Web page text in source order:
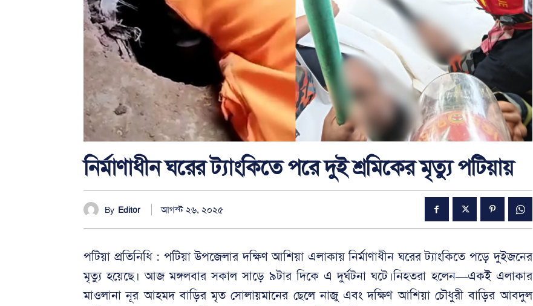
নির্মাণাধীন ঘরের ট্যাংকিতে পরে দুই শ্রমিকের মৃত্যু পটিয়ায়
By Editor আগস্ট ২৬, ২০২৫
পটিয়া প্রতিনিধি : পটিয়া উপজেলার দক্ষিণ আশিয়া এলাকায় নির্মাণাধীন ঘরের ট্যাংকিতে পড়ে দুইজনের
মৃত্যু হয়েছে। আজ মঙ্গলবার সকাল সাড়ে ৯টার দিকে এ দুর্ঘটনা ঘটে।নিহতরা হলেন—একই এলাকার
মাওলানা নূর আহমদ বাড়ির মৃত সোলায়মানের ছেলে নাজু এবং দক্ষিণ আশিয়া চৌধুরী বাড়ির আবদুল